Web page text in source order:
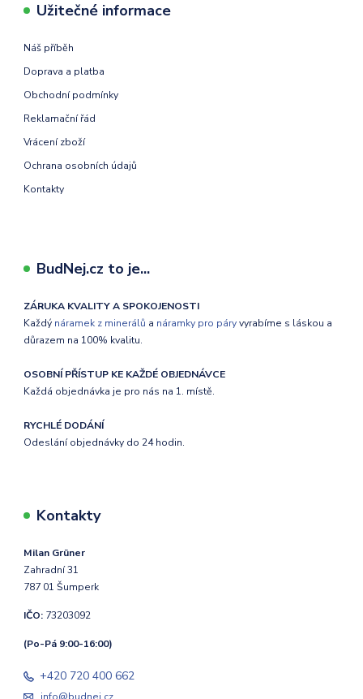
Užitečné informace
Náš příběh
Doprava a platba
Obchodní podmínky
Reklamační řád
Vrácení zboží
Ochrana osobních údajů
Kontakty
BudNej.cz to je...
ZÁRUKA KVALITY A SPOKOJENOSTI
Každý náramek z minerálů a náramky pro páryvyrabíme s láskou a
důrazem na 100% kvalitu.
OSOBNÍ PŘÍSTUP KE KAŽDÉ OBJEDNÁVCE
Každá objednávka je pro nás na 1. místě.
RYCHLÉ DODÁNÍ
Odeslání objednávky do 24 hodin.
Kontakty
Milan Grüner
Zahradní 31
787 01 Šumperk
IČO: 73203092
(Po-Pá 9:00-16:00)
+420 720 400 662